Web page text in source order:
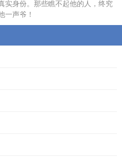
实身份。那些瞧不起他的人，终究
一声爷！